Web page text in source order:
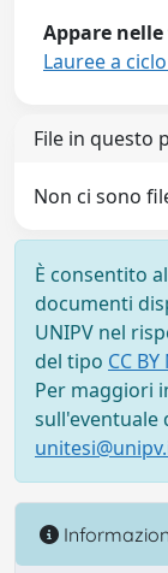
Appare
Lauree a
File in questo
Non ci sono
È consentito
documenti
UNIPV nel
del tipo CC
Per maggiori
sull'eventuale